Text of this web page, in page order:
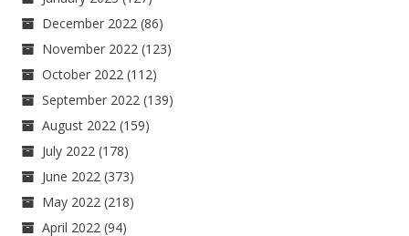
December 2022 (86)
November 2022 (123)
October 2022 (112)
September 2022 (139)
August 2022 (159)
July 2022 (178)
June 2022 (373)
May 2022 (218)
April 2022 (94)